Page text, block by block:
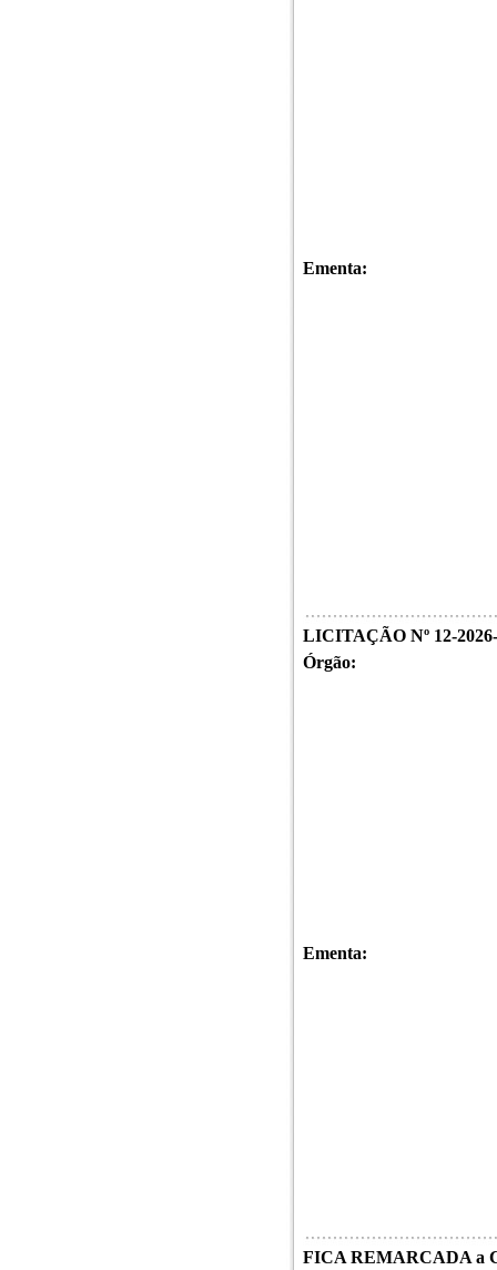
Ementa:
LICITAÇÃO Nº 12-
Órgão:
Ementa:
FICA REMARCADA a